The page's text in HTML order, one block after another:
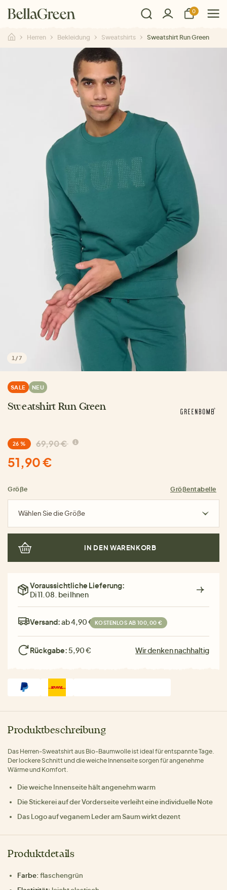
0
Herren Bekleidung Sweatshirts Sweatshirt Run Green
1 /7
SALE NEU
Sweatshirt Run Green
26 % 69,90 €
51,90 €
Größe Größentabelle
Wählen Sie die Größe
IN DEN WARENKORB
Voraussichtliche Lieferung:
Di 11.08. bei Ihnen
Versand:ab 4,90 € KOSTENLOS AB 100,00 €
Rückgabe: 5,90 € Wir denken nachhaltig
Produktbeschreibung
Das Herren-Sweatshirt aus Bio-Baumwolle ist ideal für entspannte Tage.
Der lockere Schnitt und die weiche Innenseite sorgen für angenehme
Wärme und Komfort.
Die weiche Innenseite hält angenehm warm
Die Stickerei auf der Vorderseite verleiht eine individuelle Note
Das Logo auf veganem Leder am Saum wirkt dezent
Produktdetails
Farbe: flaschengrün